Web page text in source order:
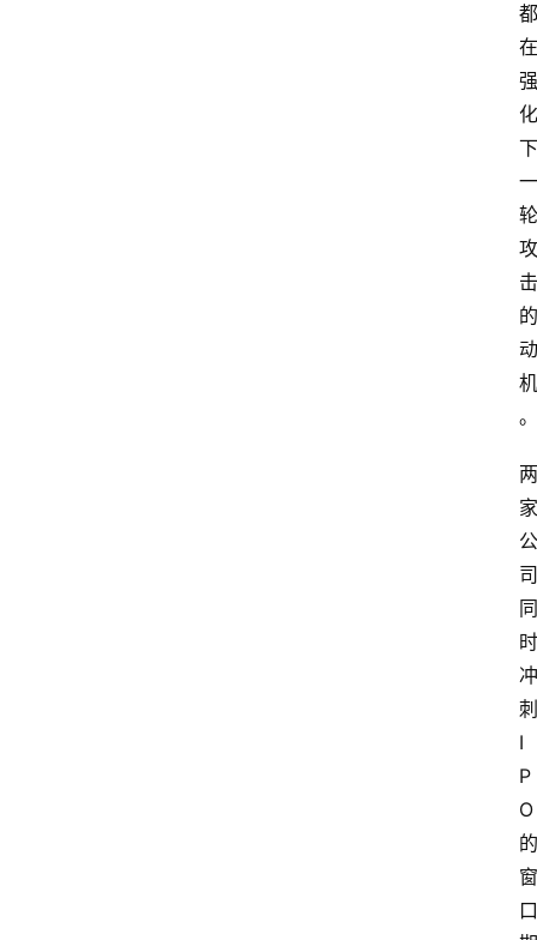
都
在
强
化
下
一
轮
攻
击
的
动
机
。
两
家
公
司
同
时
冲
刺
I
P
O
的
窗
口